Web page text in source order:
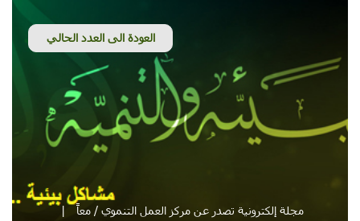
مجلة إلكترونية تصدر عن مركز العمل التنموي / معاً
|